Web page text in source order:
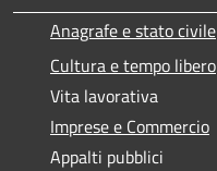
Anagrafe e stato civile
Cultura e tempo libero
Vita lavorativa
Imprese e Commercio
Appalti pubblici